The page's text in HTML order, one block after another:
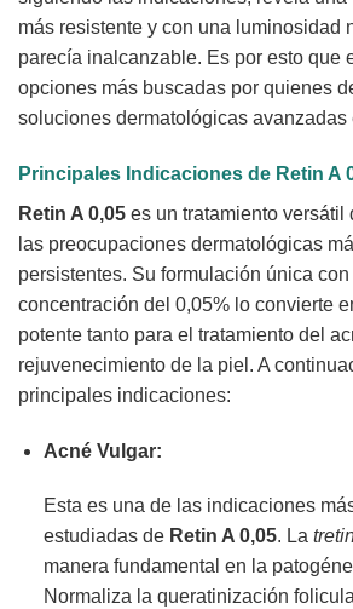
más resistente y con una luminosidad
parecía inalcanzable. Es por esto que
opciones más buscadas por quienes
soluciones dermatológicas avanzadas
Principales Indicaciones de Retin A
Retin A 0,05 es un tratamiento versátil
las preocupaciones dermatológicas
persistentes. Su formulación única con
concentración del 0,05% lo convierte
potente tanto para el tratamiento del
rejuvenecimiento de la piel. A
principales indicaciones:
Acné Vulgar:
Esta es una de las indicaciones
estudiadas de Retin A 0,05. La
manera fundamental en la
Normaliza la queratinización